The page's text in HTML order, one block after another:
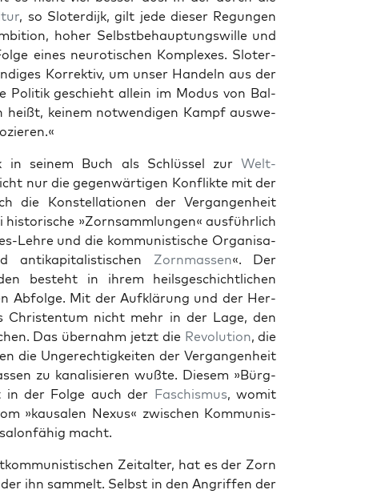
, so Slo­ter­dijk, gilt jede dieser Regun­gen
hoher Selb­st­be­haup­tungswille und
eines neu­ro­tis­chen Kom­plex­es. Slo­ter­
Kor­rek­tiv, um unser Han­deln aus der
Poli­tik geschieht allein im Modus von Bal­
heißt, keinem notwendi­gen Kampf auswe­
in seinem Buch als Schlüs­sel zurWelt­
nur die gegen­wär­ti­gen Kon­flik­te mit der
die Kon­stel­la­tio­nen der Ver­gan­gen­heit
»Zorn­samm­lun­gen« aus­führlich
Lehre und die kom­mu­nis­tis­che Organ­i­sa­
antikap­i­tal­is­tis­chen Zorn­massen«. Der
beste­ht in ihrem heils­geschichtlichen
Abfolge. Mit der Aufk­lärung und der Her­
Chris­ten­tum nicht mehr in der Lage, den
Das über­nahm jet­zt die Rev­o­lu­tion, die
die Ungerechtigkeit­en der Ver­gan­gen­heit
zu kanal­isieren wußte. Diesem »Bürg­
in der Folge auch der Faschis­mus, wom­it
»kausalen Nexus« zwis­chen Kom­mu­nis­
macht.
Zeital­ter, hat es der Zorn
ihn sam­melt. Selb­st in den Angrif­f­en der